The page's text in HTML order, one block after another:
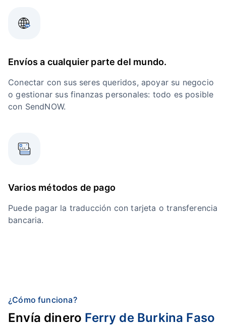
Envíos a cualquier parte del mundo.
Conectar con sus seres queridos, apoyar su negocio
o gestionar sus finanzas personales: todo es posible
con SendNOW.
Varios métodos de pago
Puede pagar la traducción con tarjeta o transferencia
bancaria.
¿Cómo funciona?
Envía dinero Ferry de Burkina Faso